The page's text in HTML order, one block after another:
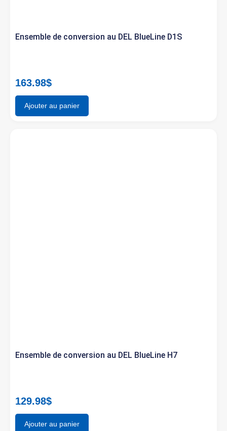
Ensemble de conversion au DEL BlueLine D1S
163.98$
Ajouter au panier
Ensemble de conversion au DEL BlueLine H7
129.98$
Ajouter au panier